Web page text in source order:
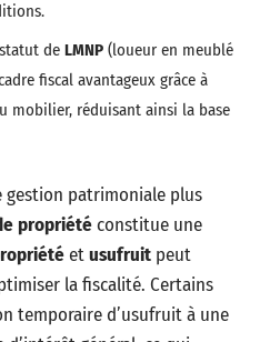
de LMNP (loueur en meublé
fiscal avantageux grâce à
mobilier, réduisant ainsi la base
gestion patrimoniale plus
propriétéconstitue une
etusufruit peut
la fiscalité. Certains
temporaire d’usufruit à une